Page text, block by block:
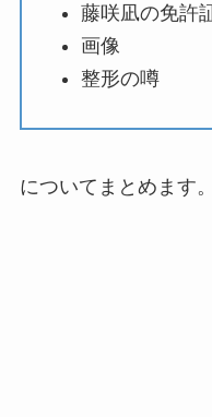
藤咲凪の免許
画像
整形の噂
についてまとめます。